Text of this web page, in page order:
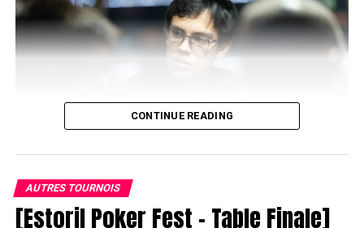
Joao Pedro
CONTINUE READING
AUTRES TOURNOIS
[Estoril Poker Fest – Table Finale]